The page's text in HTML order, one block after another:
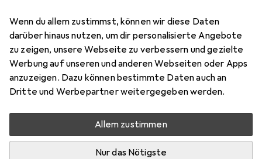
Wenn du allem zustimmst, können wir diese Daten
darüber hinaus nutzen, um dir personalisierte Angebote
zu zeigen, unsere Webseite zu verbessern und gezielte
Werbung auf unseren und anderen Webseiten oder Apps
anzuzeigen. Dazu können bestimmte Daten auch an
Dritte und Werbepartner weitergegeben werden.
Allem zustimmen
Nur das Nötigste
Bewertungen Marke
Mehr von Black-Cat
Zwischen Do, 13.8. und Mo, 17.8. geliefert
Lieferort angeben für genaue Lieferzeit